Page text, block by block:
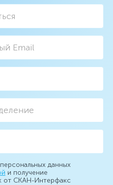
данных
и получение
от СКАН-Интерфакс